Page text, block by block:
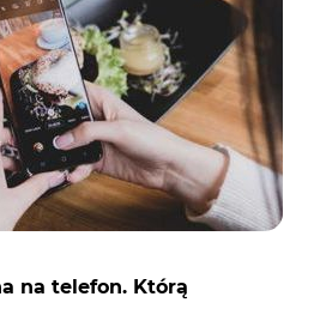
na telefon. Którą